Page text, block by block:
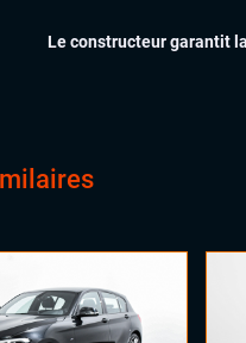
Le constructeur garantit